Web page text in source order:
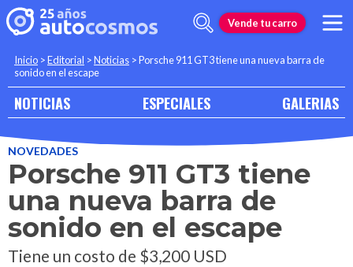
Vende tu carro
Inicio >Editorial >Noticias >Porsche 911 GT3 tiene una nueva barra de
sonido en el escape
NOTICIAS ESPECIALES GALERIAS
NOVEDADES
Porsche 911 GT3 tiene
una nueva barra de
sonido en el escape
Tiene un costo de $3,200 USD